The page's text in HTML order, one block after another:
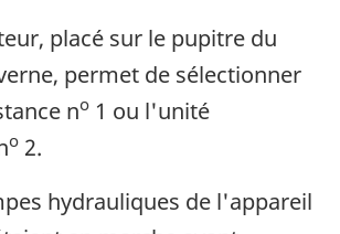
placé sur le pupitre du
permet de sélectionner
no 1 ou l'unité
o 2.
hydrauliques de l'appareil